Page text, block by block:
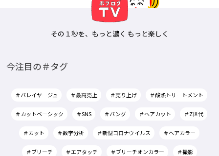
その１秒を、もっと濃く もっと楽しく
今注目の＃タグ
＃バレイヤージュ ＃最高売上 ＃売り上げ ＃酸熱トリートメント
＃カットベーシック ＃SNS ＃バング ＃ヘアカット ＃Z世代
＃カット ＃数字分析 ＃新型コロナウイルス ＃ヘアカラー
＃ブリーチ ＃エアタッチ ＃ブリーチオンカラー ＃撮影